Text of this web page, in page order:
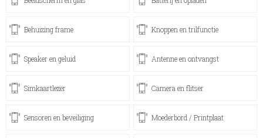
Behuizing frame Knoppen en trilfunctie
Speaker en geluid Antenne en ontvangst
Simkaartlezer Camera en flitser
Sensoren en beveiliging Moederbord / Printplaat